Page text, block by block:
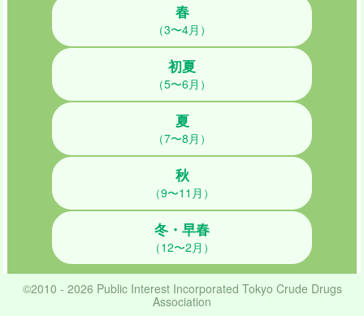
春
（3〜4月）
初夏
（5〜6月）
夏
（7〜8月）
秋
（9〜11月）
冬・早春
（12〜2月）
©2010 - 2026 Public Interest Incorporated Tokyo Crude Drugs
Association